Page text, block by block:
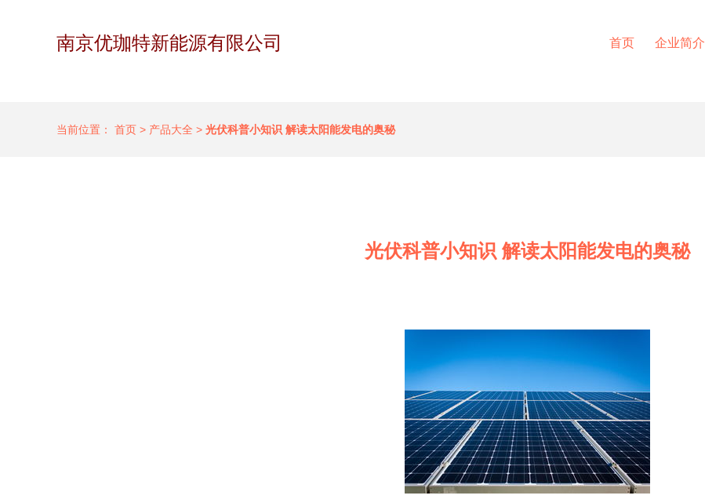
南京优珈特新能源有限公司 首页 企业简介
当前位置： 首页 > 产品大全 > 光伏科普小知识 解读太阳能发电的奥秘
光伏科普小知识 解读太阳能发电的奥秘